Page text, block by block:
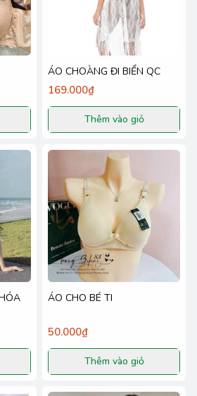
ÁO CHOÀNG ĐI BIỂN QC
169.000₫
Thêm vào giỏ
ÁO CHO BÉ TI
50.000₫
Thêm vào giỏ